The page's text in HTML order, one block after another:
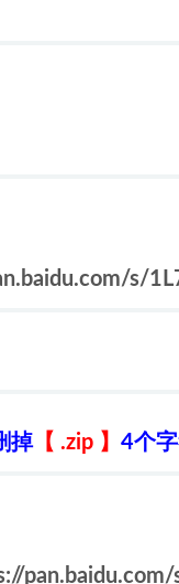
s/
掉【 .zip 】 4个